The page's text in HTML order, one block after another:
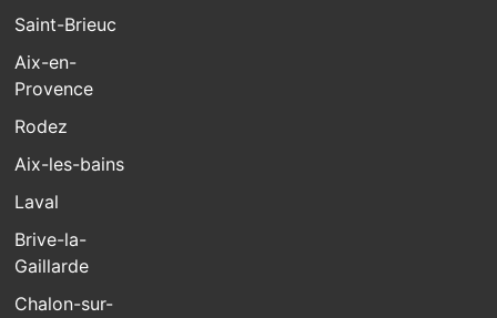
Saint-Brieuc
Aix-en-
Provence
Rodez
Aix-les-bains
Laval
Brive-la-
Gaillarde
Chalon-sur-